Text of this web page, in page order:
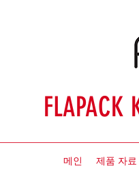
메인 제품 자료